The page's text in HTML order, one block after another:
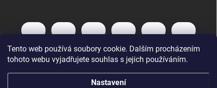
Tento web používá soubory cookie. Dalším procházením
tohoto webu vyjadřujete souhlas s jejich používáním.
Nastavení